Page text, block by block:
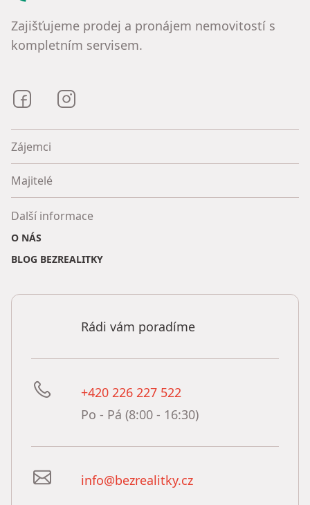
Zajišťujeme prodej a pronájem nemovitostí s
kompletním servisem.
Bezrealitky na Facebooku
Zájemci
Majitelé
Další informace
O NÁS
BLOG BEZREALITKY
Rádi vám poradíme
+420 226 227 522
Po - Pá (8:00 - 16:30)
info@bezrealitky.cz